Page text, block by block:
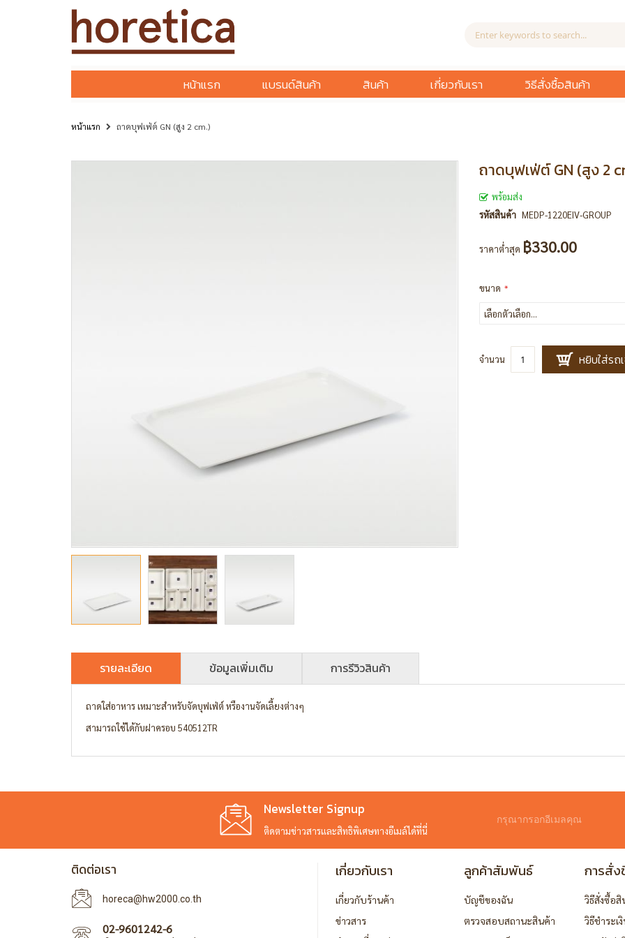
หน้าแรก แบรนด์สินค้า สินค้า เกี่ยวกับเรา วิธีสั่งซื้อสินค้า
หน้าแรก ถาดบุฟเฟ่ต์ GN (สูง 2 cm.)
ถาดบุฟเฟ่ต์ GN (สูง 2
พร้อมส่ง
รหัสสินค้า MEDP-1220EIV-GROUP
ราคาต่ำสุด ฿330.00
ขนาด
จำนวน หยิบใส่รถ
รายละเอียด ข้อมูลเพิ่มเติม การรีวิวสินค้า
ถาดใส่อาหาร เหมาะสำหรับจัดบุฟเฟ่ต์ หรืองานจัดเลี้ยงต่างๆ
สามารถใช้ได้กับฝาครอบ 540512TR
Newsletter Signup
ติดตามข่าวสารและสิทธิพิเศษทางอีเมล์ได้ที่นี่
ติดต่อเรา
horeca@hw2000.co.th
02-9601242-6
เกี่ยวกับเรา
เกี่ยวกับร้านค้า
ข่าวสาร
ลูกค้าสัมพันธ์
บัญชีของฉัน
ตรวจสอบสถานะสินค้า
การสั่
วิธีสั่งซื้อสิ
วิธีชำระเ